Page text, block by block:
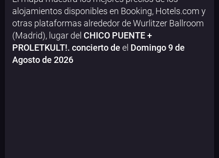
alojamientos disponibles en Booking, Hotels.com y
otras plataformas alrededor de Wurlitzer Ballroom
(Madrid), lugar del CHICO PUENTE +
PROLETKULT!. concierto de el Domingo 9 de
Agosto de 2026